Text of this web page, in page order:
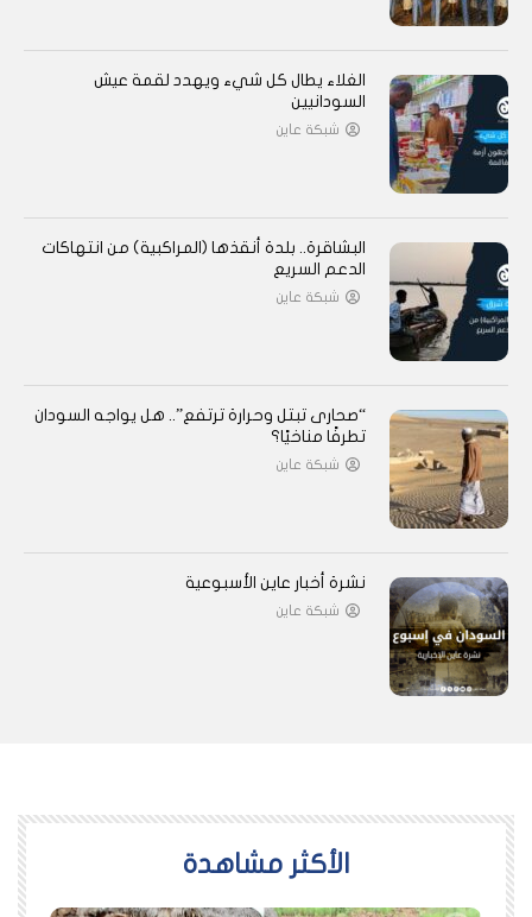
الغلاء يطال كل شيء ويهدد لقمة عيش
السودانيين
شبكة عاين
البشاقرة.. بلدة أنقذها (المراكبية) من انتهاكات
الدعم السريع
شبكة عاين
“صحارى تبتل وحرارة ترتفع”.. هل يواجه السودان
تطرفًا مناخيًا؟
شبكة عاين
نشرة أخبار عاين الأسبوعية
شبكة عاين
اﻷكثر مشاهدة